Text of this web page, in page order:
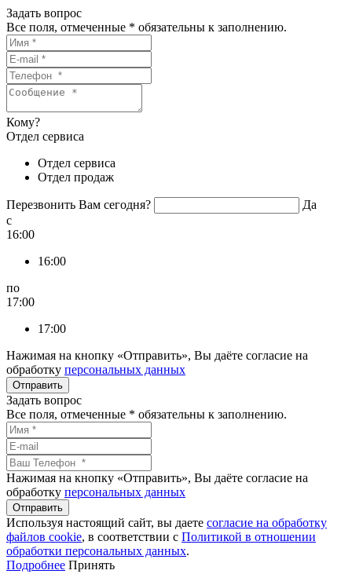
Задать вопрос
Все поля, отмеченные * обязательны к заполнению.
Кому?
Отдел сервиса
Отдел сервиса
Отдел продаж
Перезвонить Вам сегодня?
Да
c
16:00
16:00
по
17:00
17:00
Нажимая на кнопку «Отправить», Вы даёте согласие на
обработку персональных данных
Задать вопрос
Все поля, отмеченные * обязательны к заполнению.
Нажимая на кнопку «Отправить», Вы даёте согласие на
обработку персональных данных
Используя настоящий сайт, вы даете согласие на обработку
файлов сookie, в соответствии с Политикой в отношении
обработки персональных данных.
Подробнее Принять